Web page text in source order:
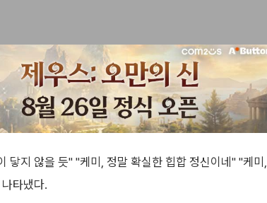
닿지 않을 듯" "케미, 정말 확실한 힙합 정신이네" "케미,
타냈다.